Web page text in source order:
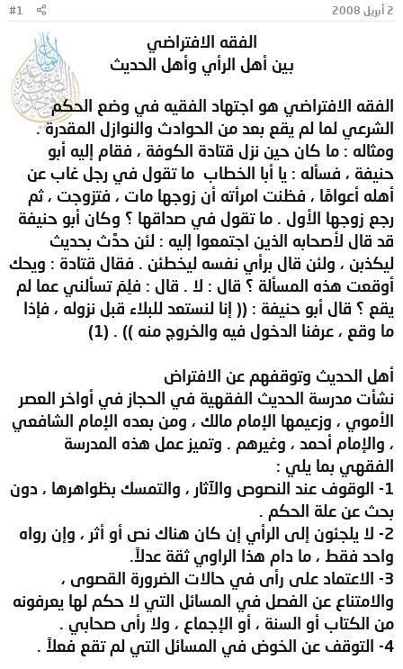
و
ء
2 أبريل 2008 #1
الفقه الافتراضي
بين أهل الرأي وأهل الحديث
الفقه الافتراضي هو اجتهاد الفقيه في وضع الحكم
الشرعي لما لم يقع بعد من الحوادث والنوازل المقدرة .
ومثاله : ما كان حين نزل قتادة الكوفة ، فقام إليه أبو
حنيفة ، فسأله : يا أبا الخطاب ‍ ما تقول في رجل غاب عن
أهله أعوامًا ، فظنت امرأته أن زوجها مات ، فتزوجت ، ثم
رجع زوجها الأول . ما تقول في صداقها ؟ وكان أبو حنيفة
قد قال لأصحابه الذين اجتمعوا إليه : لئن حدَّث بحديث
ليكذبن ، ولئن قال برأي نفسه ليخطئن . فقال قتادة : ويحك
أوقعت هذه المسألة ؟ قال : لا . قال : فلِمَ تسألني عما لم
يقع ؟ قال أبو حنيفة : (( إنا لنستعد للبلاء قبل نزوله ، فإذا
ما وقع ، عرفنا الدخول فيه والخروج منه )) . (1)
أهل الحديث وتوقفهم عن الافتراض
نشأت مدرسة الحديث الفقهية في الحجاز في أواخر العصر
الأموي ، وزعيمها الإمام مالك ، ومن بعده الإمام الشافعي
، والإمام أحمد ، وغيرهم . وتميز عمل هذه المدرسة
الفقهي بما يلي :
1- الوقوف عند النصوص والآثار ، والتمسك بظواهرها ، دون
بحث عن علة الحكم .
2- لا يلجئون إلى الرأي إن كان هناك نص أو أثر ، وإن رواه
واحد فقط ، ما دام هذا الراوي ثقة عدلاً.
3- الاعتماد على رأى في حالات الضرورة القصوى ،
والامتناع عن الفصل في المسائل التي لا حكم لها يعرفونه
من الكتاب أو السنة ، أو الإجماع ، ولا رأى صحابي .
4- التوقف عن الخوض في المسائل التي لم تقع فعلاً .